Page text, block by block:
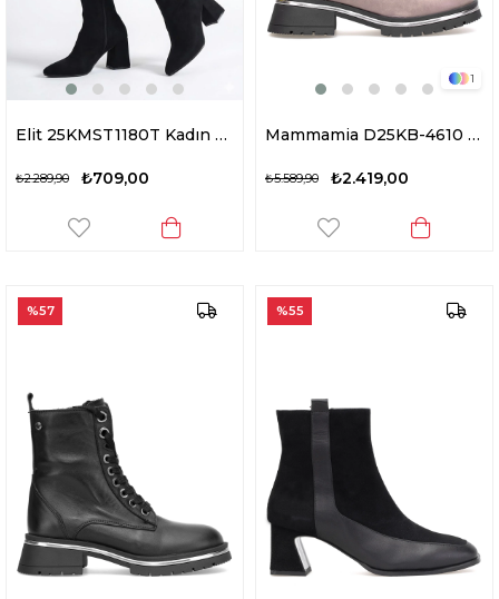
Elit 25KMST1180T Kadın Topuklu Bot Siyah
₺709,00
₺2.289,90
1
Mammamia D25KB-4610 Kadın Hakiki Deri Topuklu Bot Vizon
₺2.419,00
₺5.589,90
%57 %55